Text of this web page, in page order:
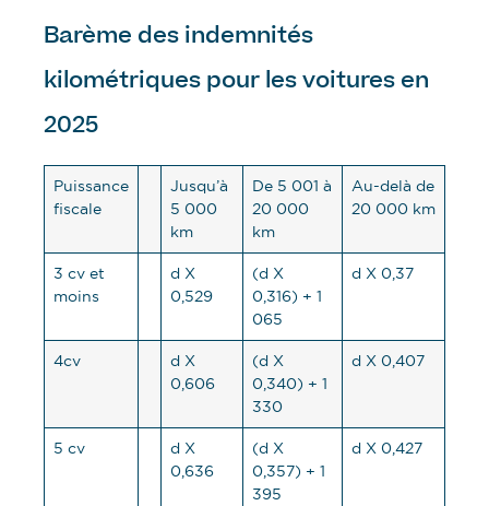
Barème des indemnités
kilométriques pour les voitures en
2025
Puissance
fiscale
Jusqu’à
5 000
km
De 5 001 à
20 000
km
Au-delà de
20 000 km
3 cv et
moins
d X
0,529
(d X
0,316) + 1
065
d X 0,37
4cv
d X
0,606
(d X
0,340) + 1
330
d X 0,407
5 cv
d X
0,636
(d X
0,357) + 1
395
d X 0,427